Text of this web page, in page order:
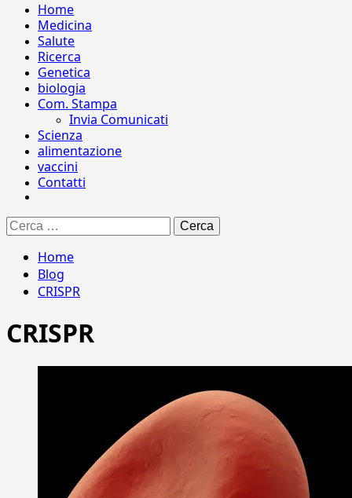
Home
Medicina
Salute
Ricerca
Genetica
biologia
Com. Stampa
Invia Comunicati
Scienza
alimentazione
vaccini
Contatti
Ricerca
per:
Home
Blog
CRISPR
CRISPR